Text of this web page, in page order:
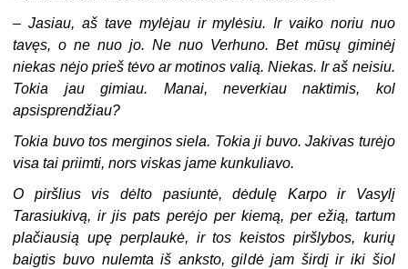
–Jasiau, aš tave mylėjau ir mylėsiu. Ir vaiko noriu nuo
tavęs, o ne nuo jo. Ne nuo Verhuno. Bet mūsų giminėj
niekas nėjo prieš tėvo ar motinos valią. Niekas. Ir aš neisiu.
Tokia jau gimiau. Manai, neverkiau naktimis, kol
apsisprendžiau?
Tokia buvo tos merginos siela. Tokia ji buvo. Jakivas turėjo
visa tai priimti, nors viskas jame kunkuliavo.
O piršlius vis dėlto pasiuntė, dėdulę Karpo ir Vasylį
Tarasiukivą, ir jis pats perėjo per kiemą, per ežią, tartum
plačiausią upę perplaukė, ir tos keistos piršlybos, kurių
baigtis buvo nulemta iš anksto, gildė jam širdį ir iki šiol